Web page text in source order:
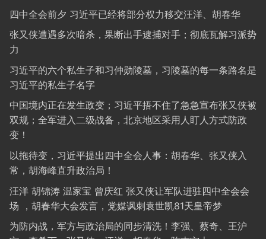
四中全会前夕 习近平已经将部分权力移交汪洋、胡春华
张又侠遭遇多次暗杀，果断出手逮捕对手；彻底瓦解习派势
力
习近平的六个私生子和习仲勋陵墓，习陵墓的每一条路名是
习近平的私生子名字
中国境内正在发生政变；习近平捂不住了急急宣布张又侠被
双规；全军进入二级战备，北京地区采用人盯人方式防政
变！
以拖待变，习近平提出四中全会人事：胡春华、张又侠入
常，胡海峰直升政治局！
汪洋 胡锦涛 温家宝 曾庆红 张又侠让军队进驻四中全会会
场 ，胡春华大会发言，党媒讽刺袁世凯81天皇帝梦
为防内战，军方与政治局的同步清洗！李强、蔡奇、王沪